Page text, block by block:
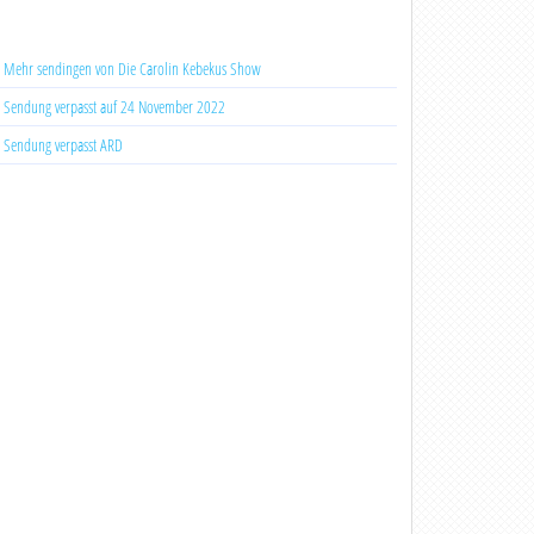
Mehr sendingen von Die Carolin Kebekus Show
Sendung verpasst auf 24 November 2022
Sendung verpasst ARD